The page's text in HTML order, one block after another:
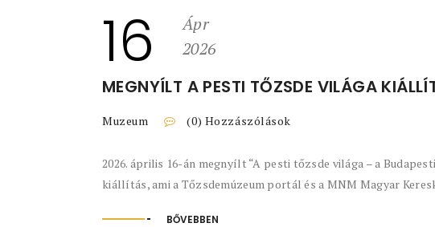
16
Ápr
2026
MEGNYÍLT A PESTI TŐZSDE VILÁGA
Muzeum (0) Hozzászólások
2026. április 16-án megnyílt “A pesti tőzsde világa – a
kiállítás, ami a Tőzsdemúzeum portál és a MNM Magyar
BŐVEBBEN